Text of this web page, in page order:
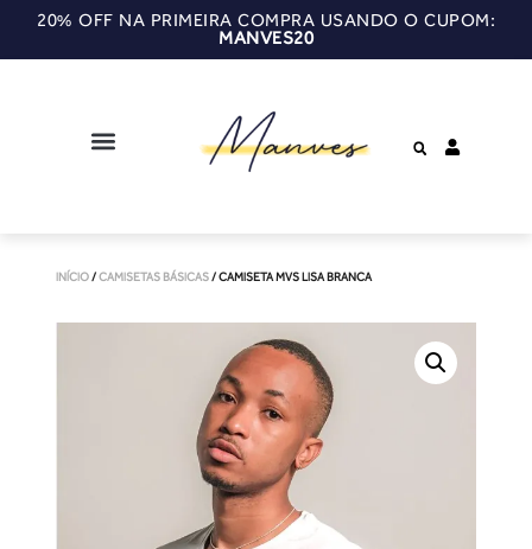
20% OFF NA PRIMEIRA COMPRA USANDO O CUPOM:
MANVES20
INÍCIO/CAMISETAS BÁSICAS/ CAMISETA MVS LISA BRANCA